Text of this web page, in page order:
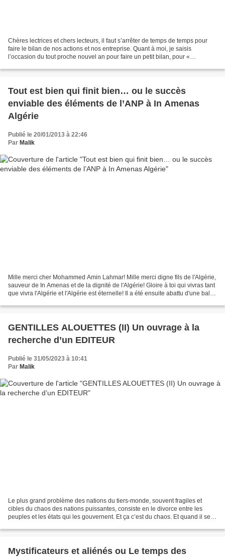
Chères lectrices et chers lecteurs, il faut s’arrêter de temps de temps pour
faire le bilan de nos actions et nos entreprise. Quant à moi, je saisis
l’occasion du tout proche nouvel an pour faire un petit bilan, pour «
Tout est bien qui finit bien… ou le succès
enviable des éléments de l’ANP à In Amenas
Algérie
Publié le 20/01/2013 à 22:46
Par Malik
Mille merci cher Mohammed Amin Lahmar! Mille merci digne fils de l'Algérie,
sauveur de In Amenas et de la dignité de l'Algérie! Gloire à toi qui vivras tant
que vivra l'Algérie et l'Algérie est éternelle! Il a été ensuite abattu d'une balle
GENTILLES ALOUETTES (II) Un ouvrage à la
recherche d’un EDITEUR
Publié le 31/05/2023 à 10:41
Par Malik
Le plus grand problème des nations du tiers-monde, souvent fragiles et
cibles du chaos des nations puissantes, consiste en le divorce entre les
peuples et les états qui les gouvernent. Et ça c’est du chaos. Et quand il se
Mystificateurs et aliénés ou Le temps des